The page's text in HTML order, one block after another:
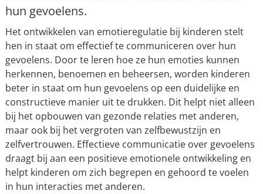
hun gevoelens.
Het ontwikkelen van emotieregulatie bij kinderen stelt
hen in staat om effectief te communiceren over hun
gevoelens. Door te leren hoe ze hun emoties kunnen
herkennen, benoemen en beheersen, worden kinderen
beter in staat om hun gevoelens op een duidelijke en
constructieve manier uit te drukken. Dit helpt niet alleen
bij het opbouwen van gezonde relaties met anderen,
maar ook bij het vergroten van zelfbewustzijn en
zelfvertrouwen. Effectieve communicatie over gevoelens
draagt bij aan een positieve emotionele ontwikkeling en
helpt kinderen om zich begrepen en gehoord te voelen
in hun interacties met anderen.